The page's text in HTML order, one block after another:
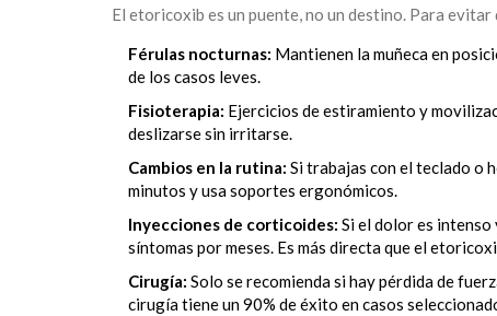
El etoricoxib es un puente, no un destino. Para
Férulas nocturnas: Mantienen la muñeca en
de los casos leves.
Fisioterapia: Ejercicios de estiramiento y
deslizarse sin irritarse.
Cambios en la rutina: Si trabajas con el teclado o
minutos y usa soportes ergonómicos.
Inyecciones de corticoides: Si el dolor es intenso
síntomas por meses. Es más directa que el
Cirugía: Solo se recomienda si hay pérdida de
cirugía tiene un 90% de éxito en casos